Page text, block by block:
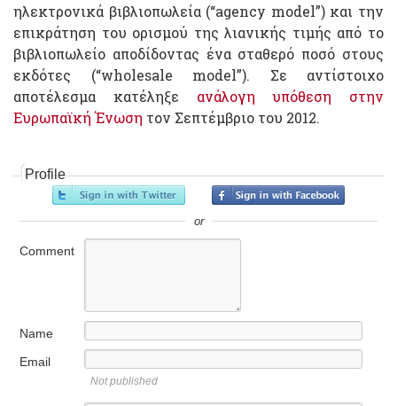
ηλεκτρονικά βιβλιοπωλεία (“agency model”) και την
επικράτηση του ορισμού της λιανικής τιμής από το
βιβλιοπωλείο αποδίδοντας ένα σταθερό ποσό στους
εκδότες (“wholesale model”). Σε αντίστοιχο
αποτέλεσμα κατέληξε ανάλογη υπόθεση στην
Ευρωπαϊκή Ένωση τον Σεπτέμβριο του 2012.
Profile
or
Comment
Name
Email
Not published